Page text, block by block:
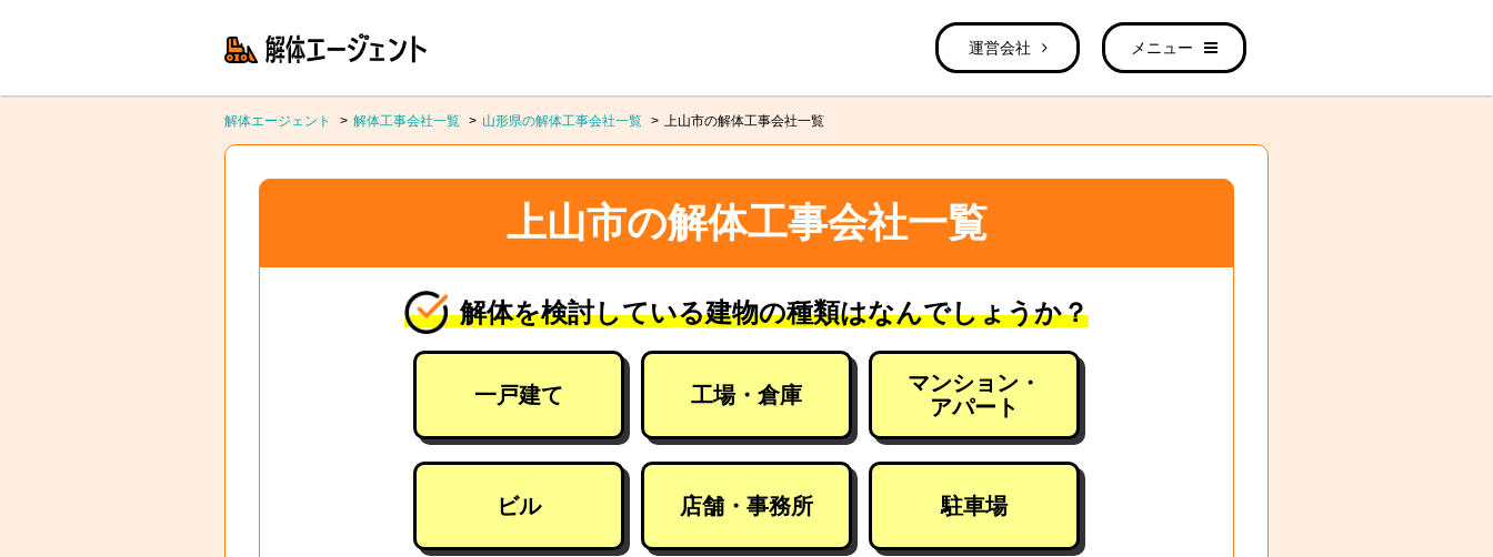
運営会社 メニュー
解体エージェント 解体工事会社一覧 山形県の解体工事会社一覧 上山市の解体工事会社一覧
上山市の解体工事会社一覧
解体を検討している建物の種類はなんでしょうか？
一戸建て 工場・倉庫
マンション・
アパート
ビル 店舗・事務所 駐車場